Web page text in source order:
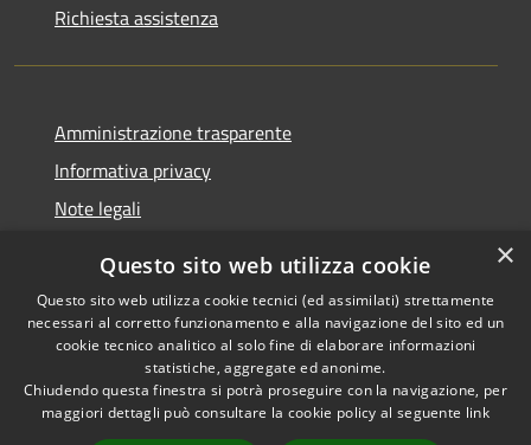
Richiesta assistenza
Amministrazione trasparente
Informativa privacy
Note legali
Accessibilità
Privacy
Copyright © 2026 • Comune di
Palestrina • Powered by
Municipium•Accesso
×
Questo sito web utilizza cookie
Questo sito web utilizza cookie tecnici (ed assimilati) strettamente
necessari al corretto funzionamento e alla navigazione del sito ed un
cookie tecnico analitico al solo fine di elaborare informazioni
statistiche, aggregate ed anonime.
Chiudendo questa finestra si potrà proseguire con la navigazione, per
maggiori dettagli può consultare la cookie policy al seguente link